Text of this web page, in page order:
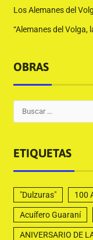
Los Alemanes del
“Alemanes del Volga,
OBRAS
ETIQUETAS
"Dulzuras" 100
Acuífero Guaraní
ANIVERSARIO DE